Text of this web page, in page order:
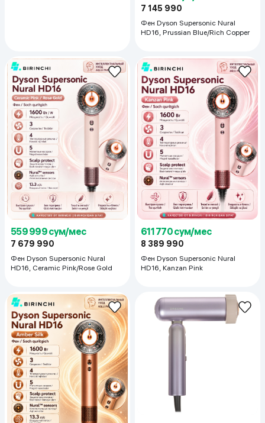
7 145 990
Фен Dyson Supersonic Nural
HD16, Prussian Blue/Rich Copper
559 999 сум/мес
7 679 990
Фен Dyson Supersonic Nural
HD16, Ceramic Pink/Rose Gold
611 770 сум/мес
8 389 990
Фен Dyson Supersonic Nural
HD16, Kanzan Pink